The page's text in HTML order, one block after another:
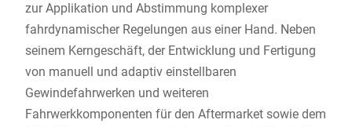
zur Applikation und Abstimmung komplexer
fahrdynamischer Regelungen aus einer Hand. Neben
seinem Kerngeschäft, der Entwicklung und Fertigung
von manuell und adaptiv einstellbaren
Gewindefahrwerken und weiteren
Fahrwerkkomponenten für den Aftermarket sowie dem